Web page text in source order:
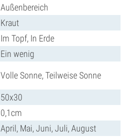
Außenbereich
Kraut
Im Topf, In Erde
Ein wenig
Volle Sonne, Teilweise Sonne
50x30
0,1cm
April, Mai, Juni, Juli, August